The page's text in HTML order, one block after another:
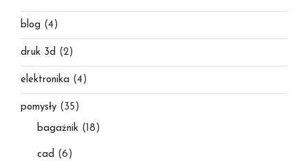
blog (4)
druk 3d (2)
elektronika (4)
pomysły (35)
bagażnik (18)
cad (6)